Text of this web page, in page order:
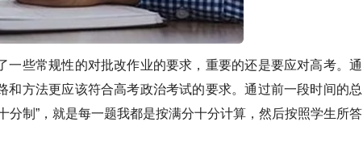
些常规性的对批改作业的要求，重要的还是要应对高考。通
方法更应该符合高考政治考试的要求。通过前一段时间的总
分制”，就是每一题我都是按满分十分计算，然后按照学生所答